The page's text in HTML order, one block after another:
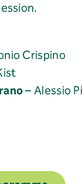
Crispino
– Alessio